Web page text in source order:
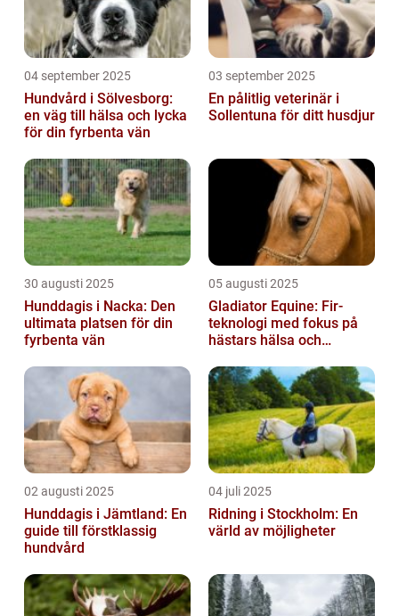
04 september 2025
Hundvård i Sölvesborg:
en väg till hälsa och lycka
för din fyrbenta vän
03 september 2025
En pålitlig veterinär i
Sollentuna för ditt husdjur
30 augusti 2025
Hunddagis i Nacka: Den
ultimata platsen för din
fyrbenta vän
05 augusti 2025
Gladiator Equine: Fir-
teknologi med fokus på
hästars hälsa och
02 augusti 2025
Hunddagis i Jämtland: En
guide till förstklassig
hundvård
04 juli 2025
Ridning i Stockholm: En
värld av möjligheter